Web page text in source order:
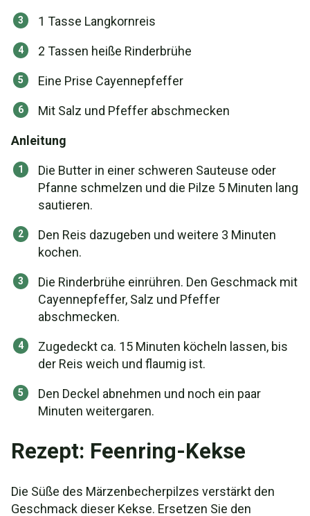
1 Tasse Langkornreis
2 Tassen heiße Rinderbrühe
Eine Prise Cayennepfeffer
Mit Salz und Pfeffer abschmecken
Anleitung
Die Butter in einer schweren Sauteuse oder
Pfanne schmelzen und die Pilze 5 Minuten lang
sautieren.
Den Reis dazugeben und weitere 3 Minuten
kochen.
Die Rinderbrühe einrühren. Den Geschmack mit
Cayennepfeffer, Salz und Pfeffer
abschmecken.
Zugedeckt ca. 15 Minuten köcheln lassen, bis
der Reis weich und flaumig ist.
Den Deckel abnehmen und noch ein paar
Minuten weitergaren.
Rezept: Feenring-Kekse
Die Süße des Märzenbecherpilzes verstärkt den
Geschmack dieser Kekse. Ersetzen Sie den